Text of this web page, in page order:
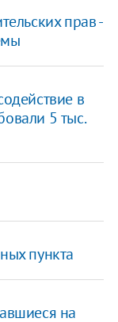
прав -
в
5 тыс.
пункта
на